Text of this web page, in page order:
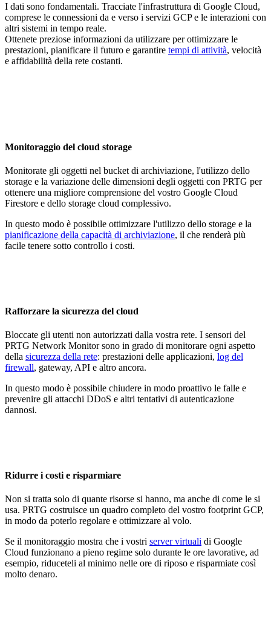
I dati sono fondamentali. Tracciate l'infrastruttura di Google Cloud,
comprese le connessioni da e verso i servizi GCP e le interazioni con
altri sistemi in tempo reale.
Ottenete preziose informazioni da utilizzare per ottimizzare le
prestazioni, pianificare il futuro e garantire tempi di attività, velocità
e affidabilità della rete costanti.
Monitoraggio del cloud storage
Monitorate gli oggetti nel bucket di archiviazione, l'utilizzo dello
storage e la variazione delle dimensioni degli oggetti con PRTG per
ottenere una migliore comprensione del vostro Google Cloud
Firestore e dello storage cloud complessivo.
In questo modo è possibile ottimizzare l'utilizzo dello storage e la
pianificazione della capacità di archiviazione, il che renderà più
facile tenere sotto controllo i costi.
Rafforzare la sicurezza del cloud
Bloccate gli utenti non autorizzati dalla vostra rete. I sensori del
PRTG Network Monitor sono in grado di monitorare ogni aspetto
della sicurezza della rete: prestazioni delle applicazioni, log del
firewall, gateway, API e altro ancora.
In questo modo è possibile chiudere in modo proattivo le falle e
prevenire gli attacchi DDoS e altri tentativi di autenticazione
dannosi.
Ridurre i costi e risparmiare
Non si tratta solo di quante risorse si hanno, ma anche di come le si
usa. PRTG costruisce un quadro completo del vostro footprint GCP,
in modo da poterlo regolare e ottimizzare al volo.
Se il monitoraggio mostra che i vostri server virtuali di Google
Cloud funzionano a pieno regime solo durante le ore lavorative, ad
esempio, riduceteli al minimo nelle ore di riposo e risparmiate così
molto denaro.